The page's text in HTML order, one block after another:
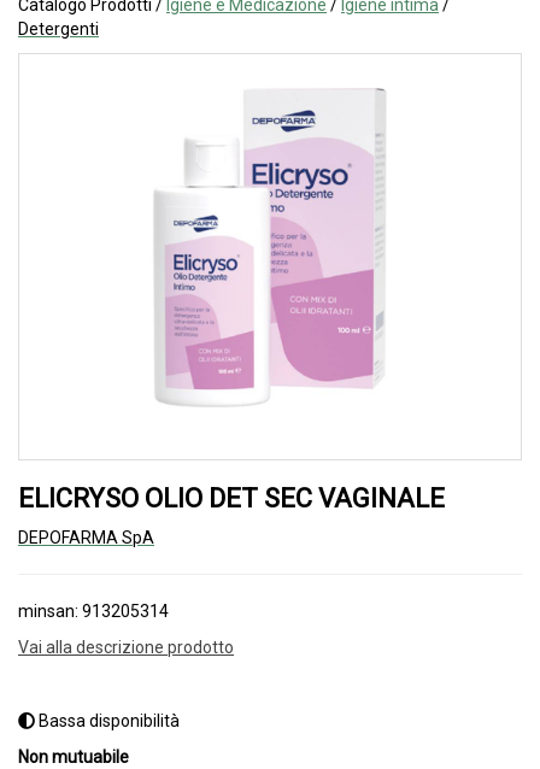
Catalogo Prodotti / Igiene e Medicazione / Igiene intima /
Detergenti
ELICRYSO OLIO DET SEC VAGINALE
DEPOFARMA SpA
minsan: 913205314
Vai alla descrizione prodotto
Bassa disponibilità
Non mutuabile